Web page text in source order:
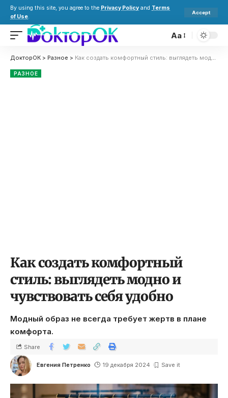
By using this site, you agree to the Privacy Policy and Terms
of Use.
Accept
Aa
ДокторОК > Разное > Как создать комфортный стиль: выглядеть модно и чувствовать себя удобно
РАЗНОЕ
Как создать комфортный
стиль: выглядеть модно и
чувствовать себя удобно
Модный образ не всегда требует жертв в плане
комфорта.
Евгения Петренко 19 декабря 2024
Share